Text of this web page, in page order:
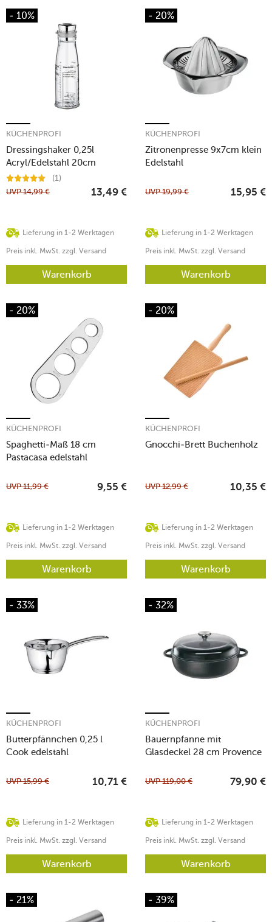
- 10%
Dressingshaker 0,25l
Acryl/Edelstahl 20cm
KÜCHENPROFI
(1)
Lieferung in 1-2 Werktagen
UVP14,99 € 13,49 €
Preis inkl. MwSt. zzgl. Versand
Warenkorb
- 20%
Zitronenpresse 9x7cm klein
Edelstahl
KÜCHENPROFI
Lieferung in 1-2 Werktagen
UVP19,99 € 15,95 €
Preis inkl. MwSt. zzgl. Versand
Warenkorb
- 20%
Spaghetti-Maß 18 cm
Pastacasa edelstahl
KÜCHENPROFI
Lieferung in 1-2 Werktagen
UVP11,99 € 9,55 €
Preis inkl. MwSt. zzgl. Versand
Warenkorb
- 20%
Gnocchi-Brett Buchenholz
KÜCHENPROFI
Lieferung in 1-2 Werktagen
UVP12,99 € 10,35 €
Preis inkl. MwSt. zzgl. Versand
Warenkorb
- 33%
Butterpfännchen 0,25 l
Cook edelstahl
KÜCHENPROFI
Lieferung in 1-2 Werktagen
UVP15,99 € 10,71 €
Preis inkl. MwSt. zzgl. Versand
Warenkorb
- 32%
Bauernpfanne mit
Glasdeckel 28 cm Provence
KÜCHENPROFI
Lieferung in 1-2 Werktagen
UVP119,00 € 79,90 €
Preis inkl. MwSt. zzgl. Versand
Warenkorb
- 21% - 39%